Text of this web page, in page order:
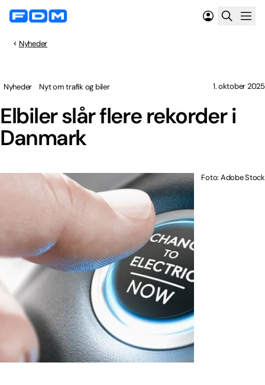
Nyheder
Elbiler slår flere rekorder i
Danmark
Nyheder Nyt om trafik og biler 1. oktober 2025
Foto: Adobe Stock